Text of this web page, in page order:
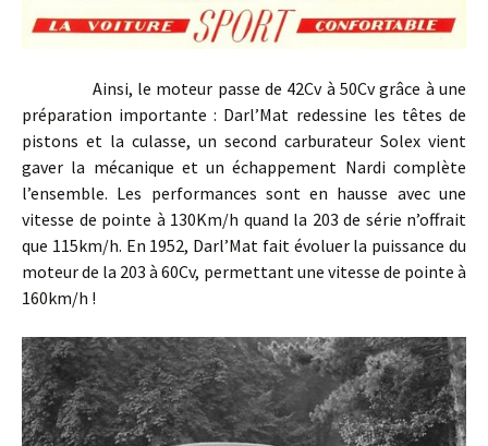
Ainsi, le moteur passe de 42Cv à 50Cv grâce à une
préparation importante : Darl’Mat redessine les têtes de
pistons et la culasse, un second carburateur Solex vient
gaver la mécanique et un échappement Nardi complète
l’ensemble. Les performances sont en hausse avec une
vitesse de pointe à 130Km/h quand la 203 de série n’offrait
que 115km/h. En 1952, Darl’Mat fait évoluer la puissance du
moteur de la 203 à 60Cv, permettant une vitesse de pointe à
160km/h !